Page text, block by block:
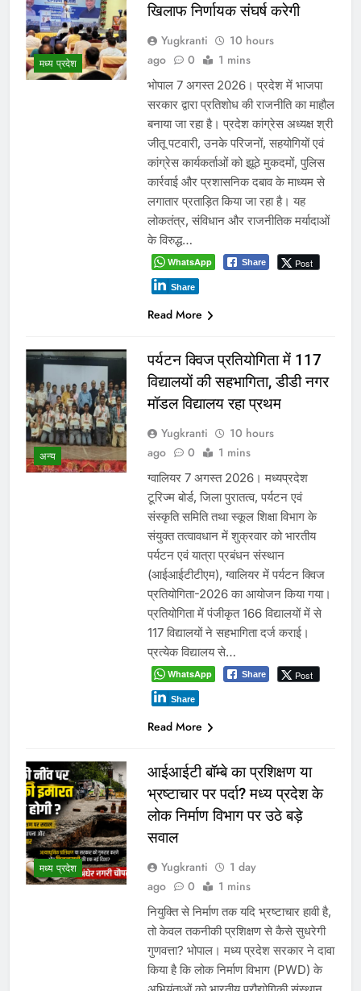
मध्य प्रदेश
खिलाफ निर्णायक संघर्ष करेगी
Yugkranti
10 hours
ago
0 1 mins
भोपाल 7 अगस्त 2026। प्रदेश में भाजपा
सरकार द्वारा प्रतिशोध की राजनीति का माहौल
बनाया जा रहा है। प्रदेश कांग्रेस अध्यक्ष श्री
जीतू पटवारी, उनके परिजनों, सहयोगियों एवं
कांग्रेस कार्यकर्ताओं को झूठे मुकदमों, पुलिस
कार्रवाई और प्रशासनिक दबाव के माध्यम से
लगातार प्रताड़ित किया जा रहा है। यह
लोकतंत्र, संविधान और राजनीतिक मर्यादाओं
के विरुद्ध…
WhatsApp Share Post
Share
Read More
अन्य
पर्यटन क्विज प्रतियोगिता में 117
विद्यालयों की सहभागिता, डीडी नगर
मॉडल विद्यालय रहा प्रथम
Yugkranti
10 hours
ago
0 1 mins
ग्वालियर 7 अगस्त 2026। मध्यप्रदेश
टूरिज्म बोर्ड, जिला पुरातत्व, पर्यटन एवं
संस्कृति समिति तथा स्कूल शिक्षा विभाग के
संयुक्त तत्वावधान में शुक्रवार को भारतीय
पर्यटन एवं यात्रा प्रबंधन संस्थान
(आईआईटीटीएम), ग्वालियर में पर्यटन क्विज
प्रतियोगिता-2026 का आयोजन किया गया।
प्रतियोगिता में पंजीकृत 166 विद्यालयों में से
117 विद्यालयों ने सहभागिता दर्ज कराई।
प्रत्येक विद्यालय से…
WhatsApp Share Post
Share
Read More
मध्य प्रदेश
आईआईटी बॉम्बे का प्रशिक्षण या
भ्रष्टाचार पर पर्दा? मध्य प्रदेश के
लोक निर्माण विभाग पर उठे बड़े
सवाल
Yugkranti
1 day
ago
0 1 mins
नियुक्ति से निर्माण तक यदि भ्रष्टाचार हावी है,
तो केवल तकनीकी प्रशिक्षण से कैसे सुधरेगी
गुणवत्ता? भोपाल। मध्य प्रदेश सरकार ने दावा
किया है कि लोक निर्माण विभाग (PWD) के